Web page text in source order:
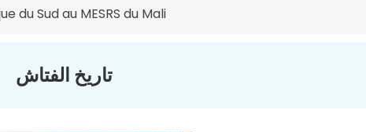
du Sud au MESRS du Mali
تاريخ الفتاش